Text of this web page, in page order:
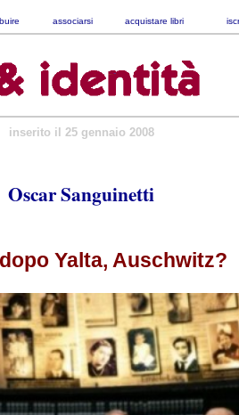
associarsi acquistare libri
inserito il 25 gennaio 2008
Oscar Sanguinetti
Yalta, Auschwitz?